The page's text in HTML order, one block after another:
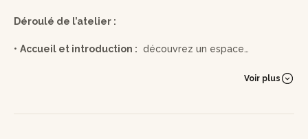
Déroulé de l’atelier :
• Accueil et introduction : découvrez un espace
les bienfaits du maquillage solide, naturel et écologique.
senteurs et pigments minéraux, avec un temps d’échange
Voir plus